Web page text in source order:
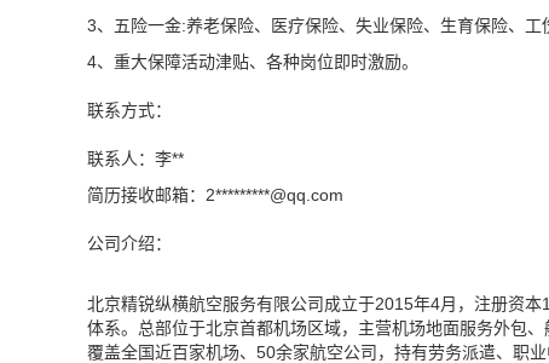
3、五险一金:养老保险、医疗保险、失业保险、生育保险、工
4、重大保障活动津贴、各种岗位即时激励。
联系方式：
联系人：李**
简历接收邮箱：2*********@qq.com
公司介绍：
北京精锐纵横航空服务有限公司成立于2015年4月，注册资
体系。总部位于北京首都机场区域，主营机场地面服务外包
覆盖全国近百家机场、50余家航空公司，持有劳务派遣、职